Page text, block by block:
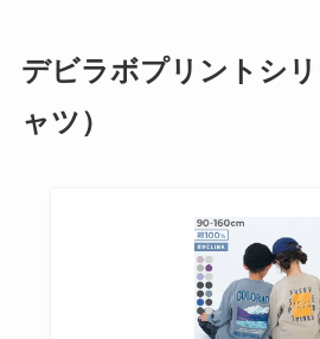
デビラボプリントシ
ャツ）